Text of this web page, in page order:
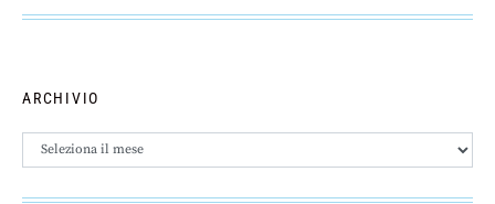
ARCHIVIO
Archivio